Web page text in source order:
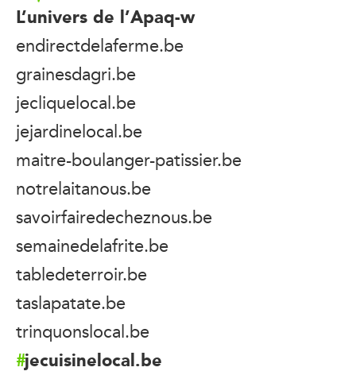
L’univers de l’Apaq-w
endirectdelaferme.be
grainesdagri.be
jecliquelocal.be
jejardinelocal.be
maitre-boulanger-patissier.be
notrelaitanous.be
savoirfairedecheznous.be
semainedelafrite.be
tabledeterroir.be
taslapatate.be
trinquonslocal.be
jecuisinelocal.be